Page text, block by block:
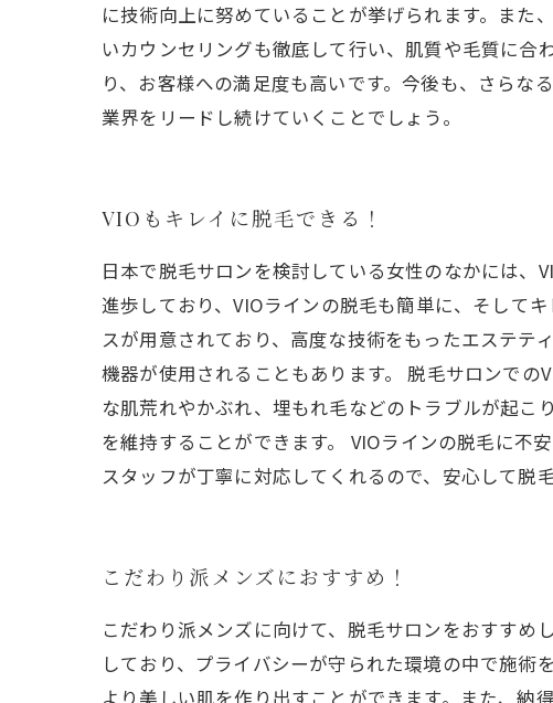
に技術向上に努めていることが挙げられます。また
いカウンセリングも徹底して行い、肌質や毛質に
り、お客様への満足度も高いです。今後も、さらな
業界をリードし続けていくことでしょう。
VIOもキレイに脱毛できる！
日本で脱毛サロンを検討している女性のなかには、
進歩しており、VIOラインの脱毛も簡単に、そして
スが用意されており、高度な技術をもったエステテ
機器が使用されることもあります。 脱毛サロンで
な肌荒れやかぶれ、埋もれ毛などのトラブルが起
を維持することができます。 VIOラインの脱毛に不
スタッフが丁寧に対応してくれるので、安心して脱
こだわり派メンズにおすすめ！
こだわり派メンズに向けて、脱毛サロンをおすす
しており、プライバシーが守られた環境の中で施術
より美しい肌を作り出すことができます。また、納